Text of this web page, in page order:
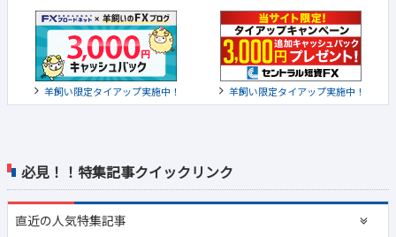
必見！！特集記事クイックリンク
直近の人気特集記事
羊飼い限定タイアップ実施中！ 羊飼い限定タイアップ実施中！